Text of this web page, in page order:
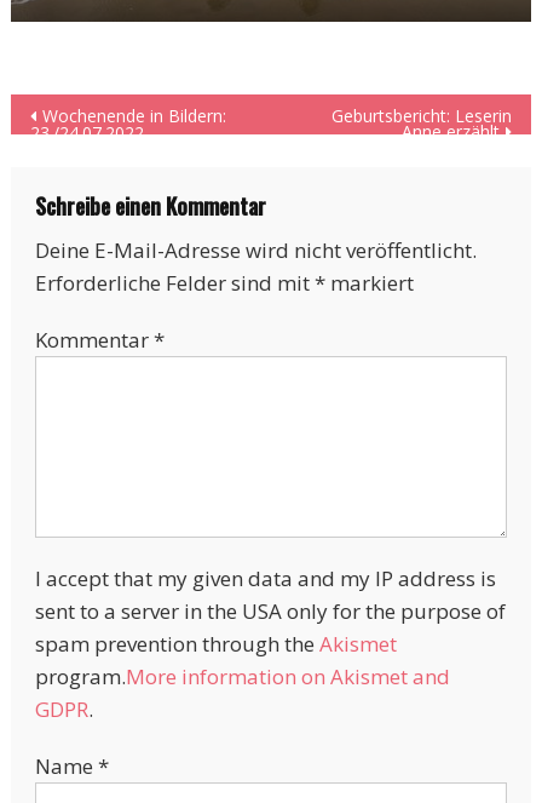
Beitragsnavigation
Wochenende in Bildern:
23./24.07.2022
Geburtsbericht: Leserin
Anne erzählt
Schreibe einen Kommentar
Deine E-Mail-Adresse wird nicht veröffentlicht.
Erforderliche Felder sind mit*markiert
Kommentar*
I accept that my given data and my IP address is
sent to a server in the USA only for the purpose of
spam prevention through the Akismet
program.More information on Akismet and
GDPR.
Name *